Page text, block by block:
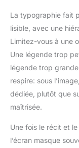
La typographie fait
lisible, avec une
Limitez-vous à une
Une légende trop
légende trop
respire: sous
dédiée, plutôt que
maîtrisée.
Une fois le récit et
l’écran masque